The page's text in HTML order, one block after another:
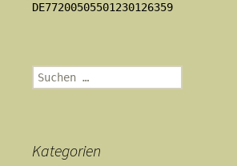
DE77200505501230126359
Suchen
nach:
Kategorien